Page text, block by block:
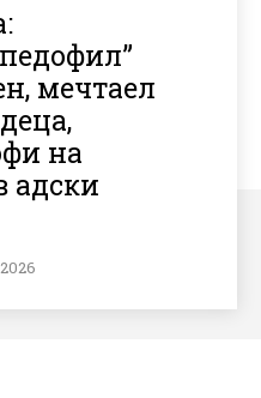
мечтаел
на
адски